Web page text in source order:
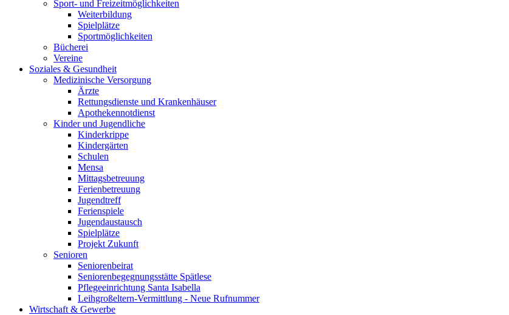
Sport- und Freizeitmöglichkeiten
Weiterbildung
Spielplätze
Sportmöglichkeiten
Bücherei
Vereine
Soziales & Gesundheit
Medizinische Versorgung
Ärzte
Rettungsdienste und Krankenhäuser
Apothekennotdienst
Kinder und Jugendliche
Kinderkrippe
Kindergärten
Schulen
Mensa
Mittagsbetreuung
Ferienbetreuung
Jugendtreff
Ferienspiele
Jugendaustausch
Spielplätze
Projekt Zukunft
Senioren
Seniorenbeirat
Seniorenbegegnungsstätte Spätlese
Pflegeeinrichtung Santa Isabella
Leihgroßeltern-Vermittlung - Neue Rufnummer
Wirtschaft & Gewerbe